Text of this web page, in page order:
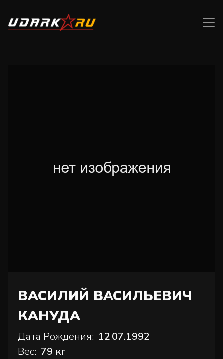
ВАСИЛИЙ ВАСИЛЬЕВИЧ
КАНУДА
Дата Рождения: 12.07.1992
Вес: 79 кг